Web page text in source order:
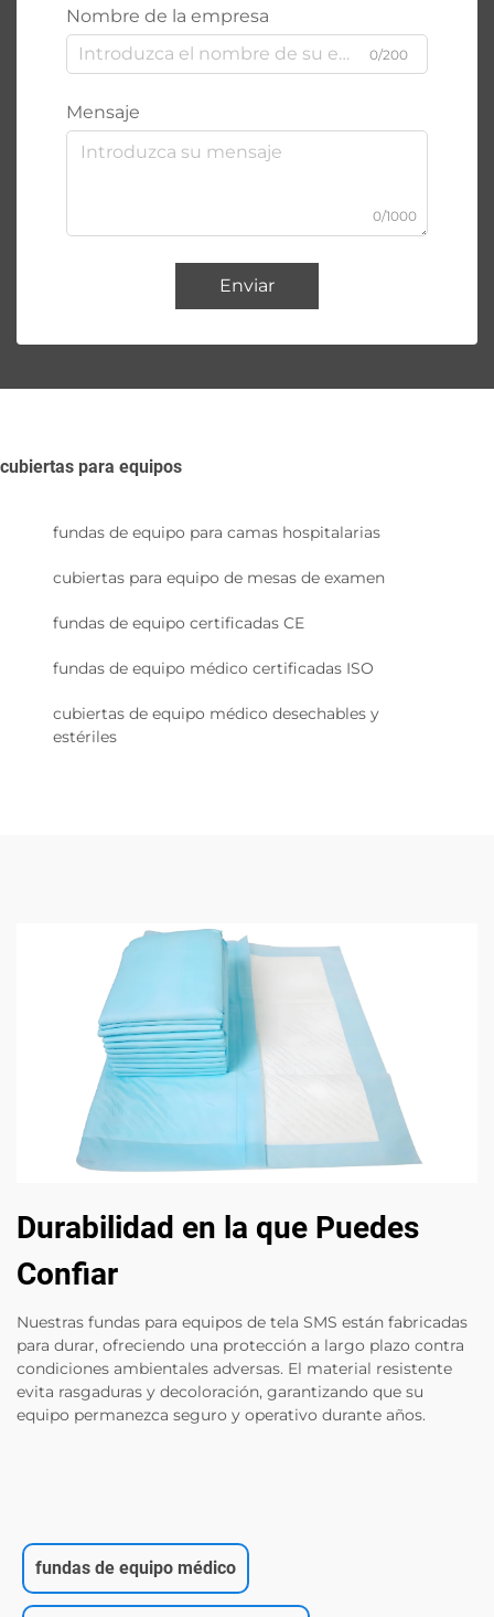
Nombre de la empresa
0/200
Mensaje
0/1000
Enviar
cubiertas para equipos
fundas de equipo para camas hospitalarias
cubiertas para equipo de mesas de examen
fundas de equipo certificadas CE
fundas de equipo médico certificadas ISO
cubiertas de equipo médico desechables y
estériles
Durabilidad en la que Puedes
Confiar
Nuestras fundas para equipos de tela SMS están fabricadas
para durar, ofreciendo una protección a largo plazo contra
condiciones ambientales adversas. El material resistente
evita rasgaduras y decoloración, garantizando que su
equipo permanezca seguro y operativo durante años.
fundas de equipo médico